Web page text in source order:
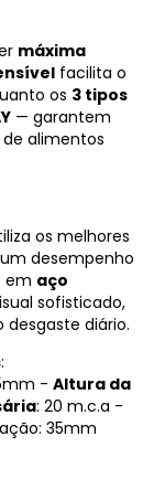
máxima
facilita o
os 3 tipos
— garantem
alimentos
os melhores
desempenho
em aço
sofisticado,
diário.
:
- Altura da
: 20 m.c.a -
35mm